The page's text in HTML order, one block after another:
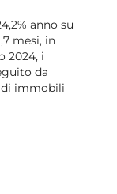
anno su
mesi, in
2024, i
da
di immobili